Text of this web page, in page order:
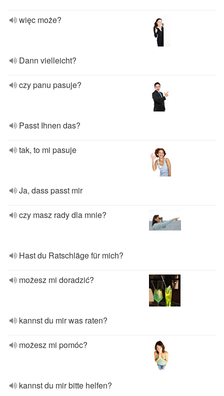
więc może?
Dann vielleicht?
czy panu pasuje?
Passt Ihnen das?
tak, to mi pasuje
Ja, dass passt mir
czy masz rady dla mnie?
Hast du Ratschläge für mich?
możesz mi doradzić?
kannst du mir was raten?
możesz mi pomóc?
kannst du mir bitte helfen?